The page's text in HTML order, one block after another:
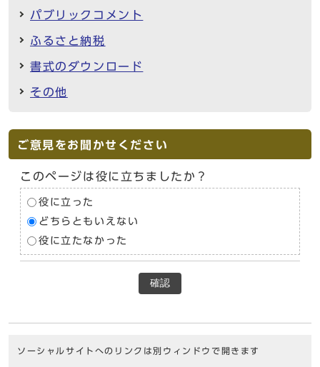
パブリックコメント
ふるさと納税
書式のダウンロード
その他
ご意見をお聞かせください
このページは役に立ちましたか？
役に立った
どちらともいえない
役に立たなかった
確認
ソーシャルサイトへのリンクは別ウィンドウで開きます